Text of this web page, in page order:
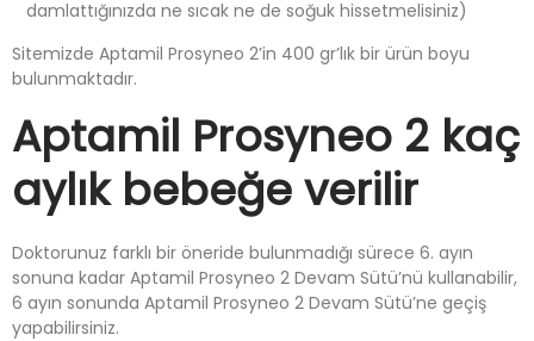
damlattığınızda ne sıcak ne de soğuk hissetmelisiniz)
Sitemizde Aptamil Prosyneo 2’in 400 gr’lık bir ürün boyu
bulunmaktadır.
Aptamil Prosyneo 2 kaç
aylık bebeğe verilir
Doktorunuz farklı bir öneride bulunmadığı sürece 6. ayın
sonuna kadar Aptamil Prosyneo 2 Devam Sütü’nü kullanabilir,
6 ayın sonunda Aptamil Prosyneo 2 Devam Sütü’ne geçiş
yapabilirsiniz.